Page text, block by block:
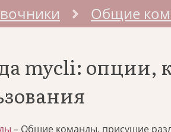
Общие
mycli: опции,
– Общие команды, присущие